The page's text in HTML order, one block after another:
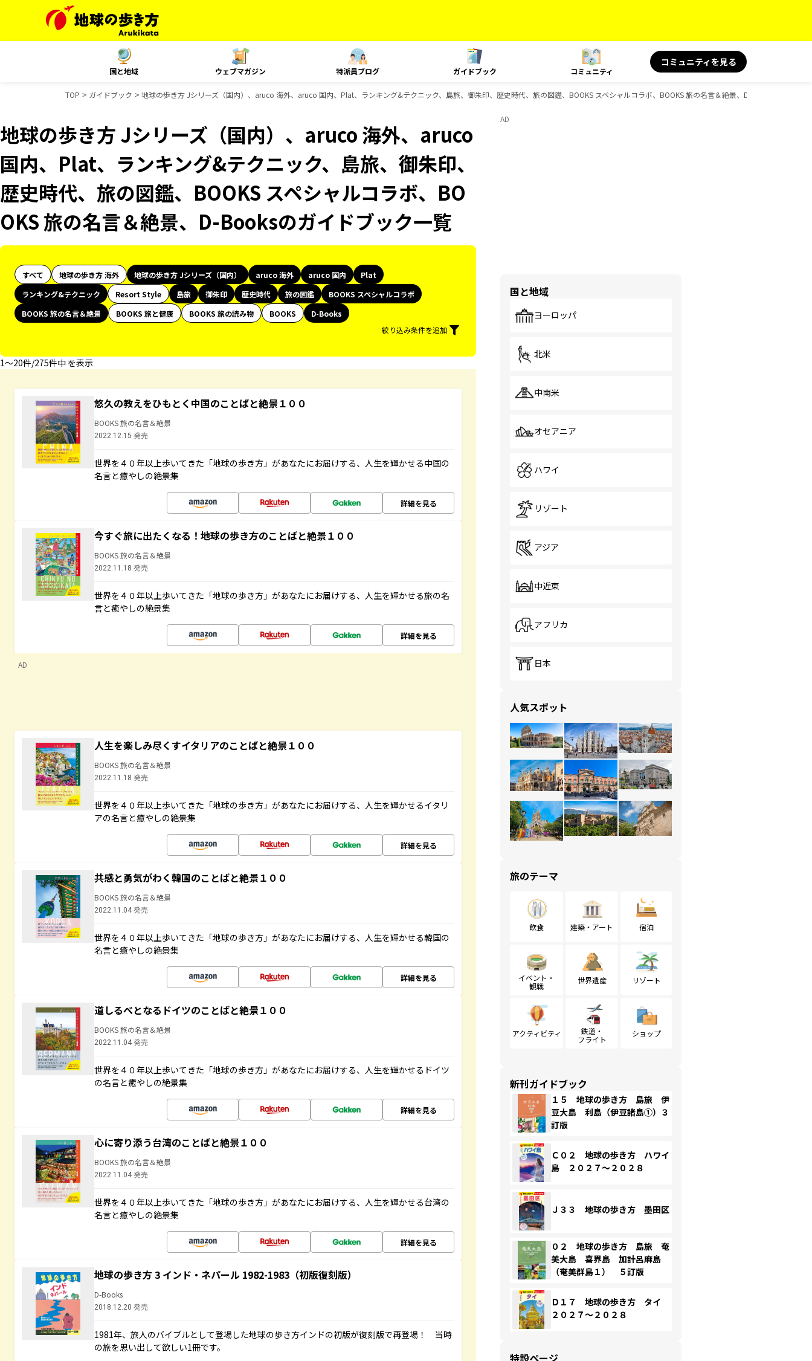
国と地域 ウェブマガジン 特派員ブログ ガイドブック コミュニティ
コミュニティを見る
TOP ガイドブック 地球の歩き方 Jシリーズ（国内）、aruco 海外、aruco 国内、Plat、ランキング&テクニック、島旅、御朱印、歴史時代、旅の図鑑、BOOKS スペシャルコラボ、BOOKS 旅の名言＆絶景、D-Booksのガイドブ
地球の歩き方 Jシリーズ（国内）、aruco 海外、aruco
国内、Plat、ランキング&テクニック、島旅、御朱印、
歴史時代、旅の図鑑、BOOKS スペシャルコラボ、BO
OKS 旅の名言＆絶景、D-Booksのガイドブック一覧
すべて 地球の歩き方 海外 地球の歩き方 Jシリーズ（国内） aruco 海外 aruco 国内
Plat
ランキング&テクニック
Resort Style 島旅 御朱印 歴史時代 旅の図鑑
BOOKS スペシャルコラボ
BOOKS 旅の名言＆絶景
BOOKS 旅と健康 BOOKS 旅の読み物 BOOKS
D-Books
絞り込み条件を追加
1〜20件/275件中 を表示
悠久の教えをひもとく中国のことばと絶景１００
BOOKS 旅の名言＆絶景
2022.12.15 発売
世界を４０年以上歩いてきた「地球の歩き方」があなたにお届けする、人生を輝かせる中国の
名言と癒やしの絶景集
詳細を見る
今すぐ旅に出たくなる！地球の歩き方のことばと絶景１００
BOOKS 旅の名言＆絶景
2022.11.18 発売
世界を４０年以上歩いてきた「地球の歩き方」があなたにお届けする、人生を輝かせる旅の名
言と癒やしの絶景集
詳細を見る
AD
人生を楽しみ尽くすイタリアのことばと絶景１００
BOOKS 旅の名言＆絶景
2022.11.18 発売
世界を４０年以上歩いてきた「地球の歩き方」があなたにお届けする、人生を輝かせるイタリ
アの名言と癒やしの絶景集
詳細を見る
共感と勇気がわく韓国のことばと絶景１００
BOOKS 旅の名言＆絶景
2022.11.04 発売
世界を４０年以上歩いてきた「地球の歩き方」があなたにお届けする、人生を輝かせる韓国の
名言と癒やしの絶景集
詳細を見る
道しるべとなるドイツのことばと絶景１００
BOOKS 旅の名言＆絶景
2022.11.04 発売
世界を４０年以上歩いてきた「地球の歩き方」があなたにお届けする、人生を輝かせるドイツ
の名言と癒やしの絶景集
詳細を見る
心に寄り添う台湾のことばと絶景１００
BOOKS 旅の名言＆絶景
2022.11.04 発売
世界を４０年以上歩いてきた「地球の歩き方」があなたにお届けする、人生を輝かせる台湾の
名言と癒やしの絶景集
詳細を見る
地球の歩き方 3 インド・ネパール 1982-1983（初版復刻版）
D-Books
2018.12.20 発売
1981年、旅人のバイブルとして登場した地球の歩き方インドの初版が復刻版で再登場！ 当時
の旅を思い出して欲しい1冊です。
AD
国と地域
ヨーロッパ
北米
中南米
オセアニア
ハワイ
リゾート
アジア
中近東
アフリカ
日本
人気スポット
旅のテーマ
飲食 建築・アート 宿泊
イベント・
観戦
世界遺産 リゾート
アクティビティ
鉄道・
フライト
ショップ
新刊ガイドブック
１５ 地球の歩き方 島旅 伊
豆大島 利島（伊豆諸島①）３
訂版
Ｃ０２ 地球の歩き方 ハワイ
島 ２０２７～２０２８
Ｊ３３ 地球の歩き方 墨田区
０２ 地球の歩き方 島旅 奄
美大島 喜界島 加計呂麻島
（奄美群島１） ５訂版
Ｄ１７ 地球の歩き方 タイ
２０２７～２０２８
特設ページ